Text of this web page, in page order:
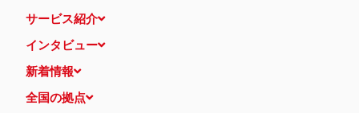
サービス紹介
インタビュー
新着情報
全国の拠点